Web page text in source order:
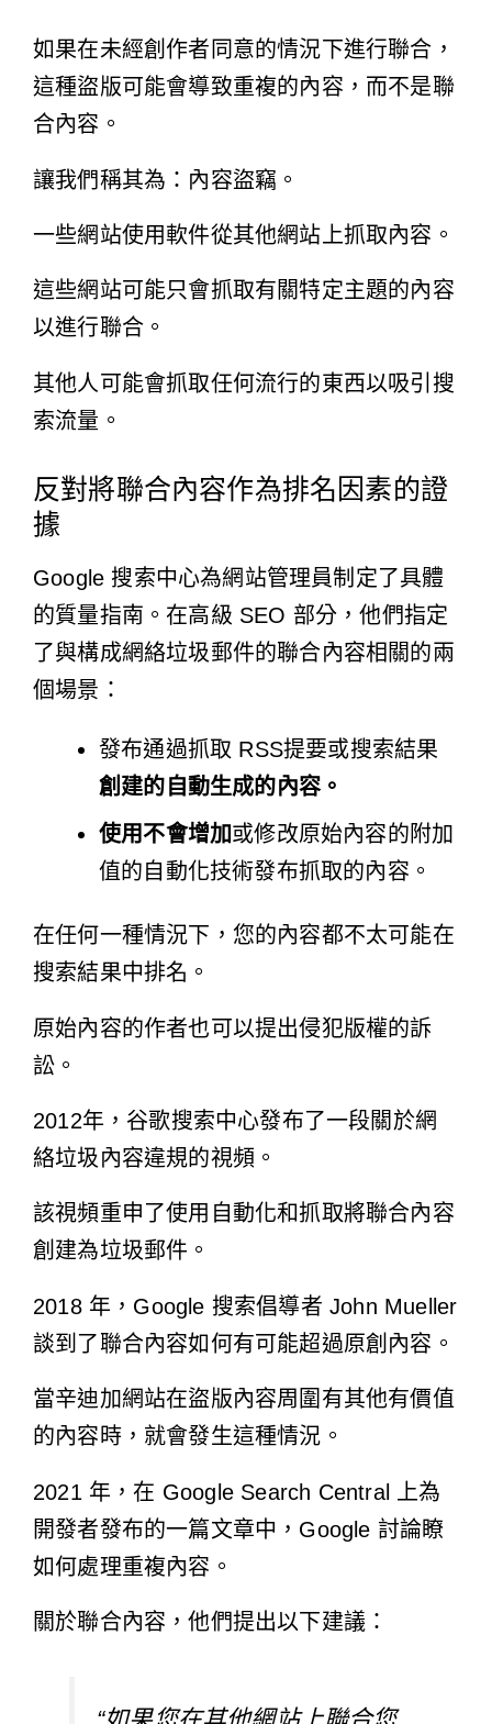
如果在未經創作者同意的情況下進行聯合，
這種盜版可能會導致重複的內容，而不是聯
合內容。
讓我們稱其為： 內容盜竊 。
一些網站使用軟件從其他網站上抓取內容。
這些網站可能只會抓取有關特定主題的內容
以進行聯合。
其他人可能會抓取任何流行的東西以吸引搜
索流量。
反對將聯合內容作為排名因素的證
據
Google 搜索中心為網站管理員制定了具體
的質量指南。在高級 SEO 部分，他們指定
了與構成網絡垃圾郵件的聯合內容相關的兩
個場景：
發布通過抓取 RSS提要或搜索結果
創建的自動生成的內容。
使用不會增加或修改原始內容的附加
值的自動化技術發布抓取的內容。
在任何一種情況下，您的內容都不太可能在
搜索結果中排名。
原始內容的作者也可以提出侵犯版權的訴
訟。
2012年 ，谷歌搜索中心發布了一段關於網
絡垃圾內容違規的視頻。
該視頻重申了使用自動化和抓取將聯合內容
創建為垃圾郵件。
2018 年 ，Google 搜索倡導者 John Mueller
談到了聯合內容如何有可能超過原創內容。
當辛迪加網站在盜版內容周圍有其他有價值
的內容時，就會發生這種情況。
2021 年 ，在 Google Search Central 上為
開發者發布的一篇文章中，Google 討論瞭
如何處理重複內容。
關於聯合內容，他們提出以下建議：